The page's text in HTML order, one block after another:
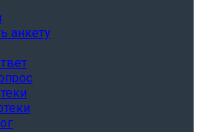
анкету